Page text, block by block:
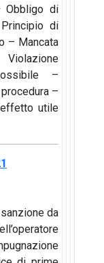
Obbligo di
di
– Mancata
–
–
utile
da